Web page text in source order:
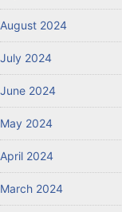
August 2024
July 2024
June 2024
May 2024
April 2024
March 2024